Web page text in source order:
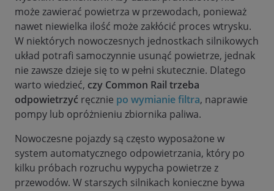
może zawierać powietrza w przewodach, ponieważ
nawet niewielka ilość może zakłócić proces wtrysku.
W niektórych nowoczesnych jednostkach silnikowych
układ potrafi samoczynnie usunąć powietrze, jednak
nie zawsze dzieje się to w pełni skutecznie. Dlatego
warto wiedzieć, czy Common Rail trzeba
odpowietrzyć ręcznie po wymianie filtra, naprawie
pompy lub opróżnieniu zbiornika paliwa.
Nowoczesne pojazdy są często wyposażone w
system automatycznego odpowietrzania, który po
kilku próbach rozruchu wypycha powietrze z
przewodów. W starszych silnikach konieczne bywa